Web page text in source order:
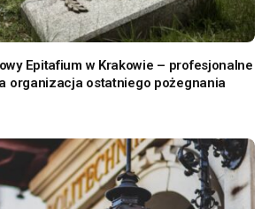
Epitafium w Krakowie – profesjonalne
organizacja ostatniego pożegnania